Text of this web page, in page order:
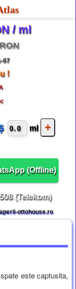
/ ml
07
!
ml
(Offline)
(Telekom)
ottohouse.ro
este captusita,